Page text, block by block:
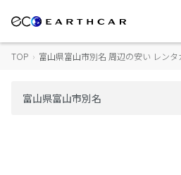
TOP › 富山県富山市別名 周辺の安い レン